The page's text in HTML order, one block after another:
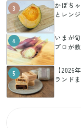
3
かぼち
とレン
4
いまが
プロが
5
【
ランド